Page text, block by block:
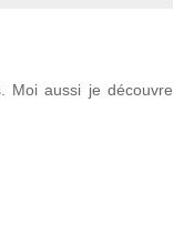
Moi aussi je découvre